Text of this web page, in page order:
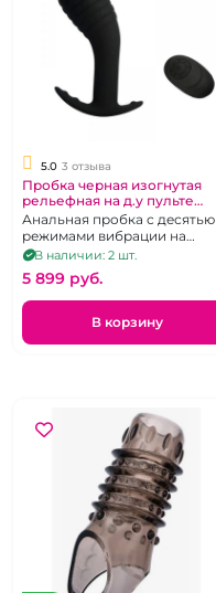
5.0 3 отзыва
Пробка черная изогнутая
рельефная на д.у пульте
"Yunman"
Анальная пробка с десятью
режимами вибрации на
беспроводном пульте
В наличии: 2 шт.
5 899 pуб.
В корзину